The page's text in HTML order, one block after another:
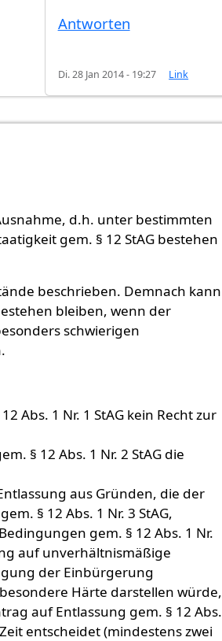
Antworten
Di. 28 Jan 2014 - 19:27 Link
d.h. unter bestimmten
gem. § 12 StAG bestehen
beschrieben. Demnach kann
bleiben, wenn der
schwierigen
Abs. 1 Nr. 1 StAG kein Recht zur
§ 12 Abs. 1 Nr. 2 StAG die
aus Gründen, die der
§ 12 Abs. 1 Nr. 3 StAG,
gem. § 12 Abs. 1 Nr.
auf unverhältnismäßige
der Einbürgerung
Härte darstellen würde,
auf Entlassung gem. § 12 Abs.
entscheidet (mindestens zwei